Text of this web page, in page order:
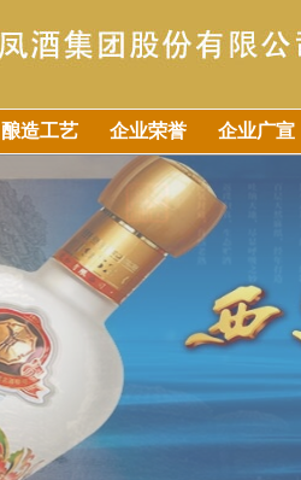
酿造工艺 企业荣誉 企业广宣